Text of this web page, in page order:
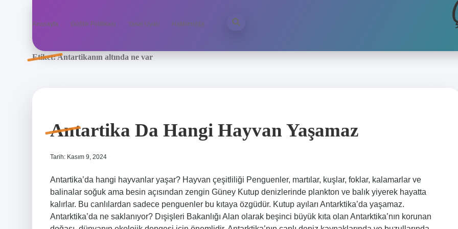
Anasayfa Gizlilik Politikası Yasal Uyarı Hakkımızda
Etiket:Antartikanın altında ne var
Antartika Da Hangi Hayvan Yaşamaz
Tarih: Kasım 9, 2024
Antartika’da hangi hayvanlar yaşar? Hayvan çeşitliliği Penguenler, martılar, kuşlar, foklar, kalamarlar ve
balinalar soğuk ama besin açısından zengin Güney Kutup denizlerinde plankton ve balık yiyerek hayatta
kalırlar. Bu canlılardan sadece penguenler bu kıtaya özgüdür. Kutup ayıları Antarktika’da yaşamaz.
Antarktika’da ne saklanıyor? Dışişleri Bakanlığı Alan olarak beşinci büyük kıta olan Antarktika’nın korunan